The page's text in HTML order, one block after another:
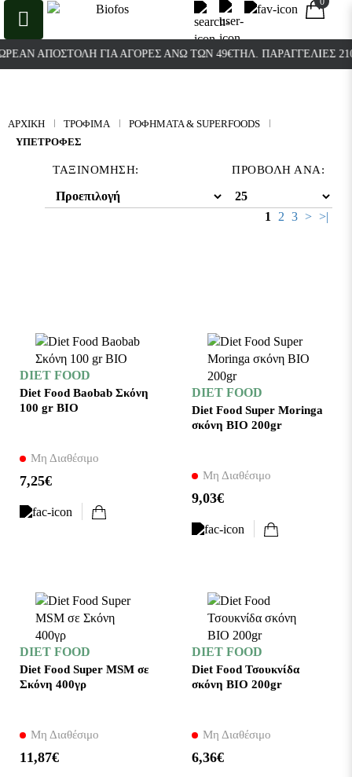
ΑΠΟΣΤΟΛΉ ΓΙΑ ΑΓΟΡΈΣ ΆΝΩ ΤΩΝ 49€ΤΗΛ. ΠΑΡΑΓΓΕΛΊΕΣ
ΑΡΧΙΚΉ ΤΡΟΦΙΜΑ
ΡΟΦΉΜΑΤΑ & SUPERFOODS
ΥΠΕΤΡΟΦΈΣ
ΤΑΞΙΝΌΜΗΣΗ: ΠΡΟΒΟΛΉ ΑΝΆ:
1 2 3 > >|
DIET FOOD
Diet Food Baobab Σκόνη
100 gr ΒΙΟ
Μη Διαθέσιμο
7,25€
DIET FOOD
Diet Food Super Moringa
σκόνη ΒΙΟ 200gr
Μη Διαθέσιμο
9,03€
DIET FOOD
Diet Food Super MSM σε
Σκόνη 400γρ
Μη Διαθέσιμο
11,87€
DIET FOOD
Diet Food Τσουκνίδα
σκόνη ΒΙΟ 200gr
Μη Διαθέσιμο
6,36€